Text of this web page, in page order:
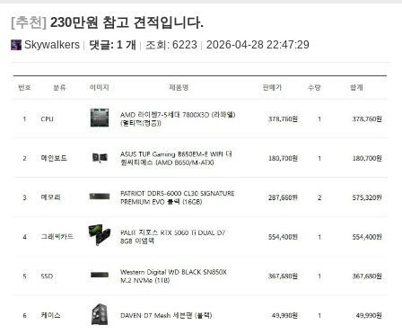
[추천] 230만원 참고 견적입니다.
Skywalkers 댓글: 1 개 조회: 6223 2026-04-28 22:47:29